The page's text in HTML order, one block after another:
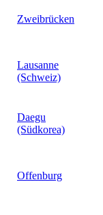
Zweibrücken
Lausanne
(Schweiz)
Daegu
(Südkorea)
Offenburg